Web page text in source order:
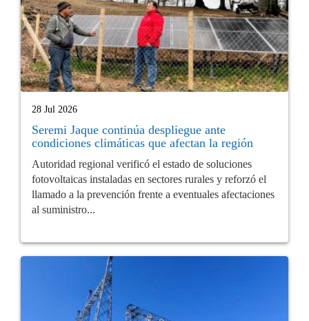
28 Jul 2026
Seremi Jaque continúa despliegue ante
condiciones climáticas que afectan la región
Autoridad regional verificó el estado de soluciones
fotovoltaicas instaladas en sectores rurales y reforzó el
llamado a la prevención frente a eventuales afectaciones
al suministro...